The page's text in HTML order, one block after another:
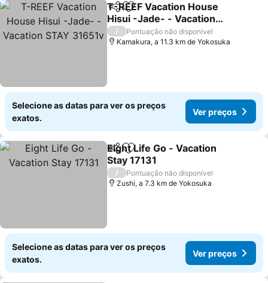
PartilharAdicionar aos favoritos
T-REEF Vacation House
Hisui -Jade- - Vacation
STAY 31651v
Ver preços
/
Pontuação não disponível
Kamakura, a 11.3 km de Yokosuka
Selecione as datas para ver os preços
exatos.
Ver preços
PartilharAdicionar aos favoritos
Eight Life Go - Vacation
Stay 17131
Ver preços
/
Pontuação não disponível
Zushi, a 7.3 km de Yokosuka
Selecione as datas para ver os preços
exatos.
Ver preços